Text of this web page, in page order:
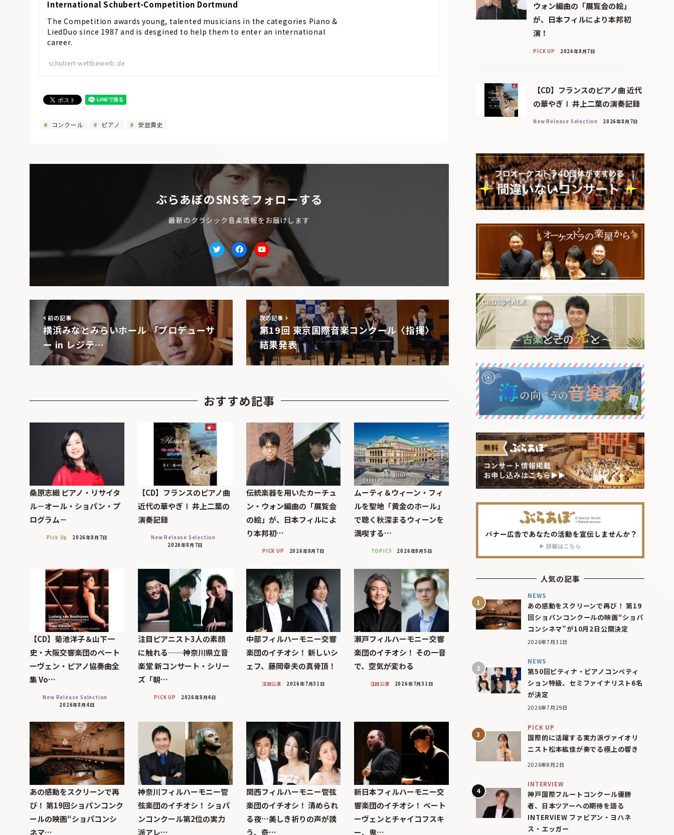
International Schubert-Competition Dortmund
The Competition awards young, talented musicians in the categories Piano &
LiedDuo since 1987 and is desgined to help them to enter an international
career.
schubert-wettbewerb.de
コンクール ピアノ 安並貴史
ぶらあぼのSNSをフォローする
最新のクラシック音楽情報をお届けします
TwitterfacebookYoutube
前の記事
横浜みなとみらいホール 「プロデューサ
ー in レジテ…
次の記事
第19回 東京国際音楽コンクール〈指揮〉
結果発表
おすすめ記事
桑原志織 ピアノ・リサイタ
ル－オール・ショパン・プ
ログラム－
Pick Up 2026年8月7日
【CD】フランスのピアノ曲
近代の華やぎⅠ 井上二葉の
演奏記録
New Release Selection
2026年8月7日
伝統楽器を用いたカーチュ
ン・ウォン編曲の「展覧会
の絵」が、日本フィルによ
り本邦初…
PICK UP 2026年8月7日
ムーティ＆ウィーン・フィ
ルを聖地「黄金のホール」
で聴く秋深まるウィーンを
満喫する…
TOPICS 2026年8月5日
【CD】菊池洋子＆山下一
史・大阪交響楽団のベート
ーヴェン・ピアノ協奏曲全
集 Vo…
New Release Selection
2026年8月4日
注目ピアニスト3人の素顔
に触れる──神奈川県立音
楽堂 新コンサート・シリー
ズ「朝…
PICK UP 2026年8月4日
中部フィルハーモニー交響
楽団のイチオシ！ 新しいシ
ェフ、藤岡幸夫の真骨頂！
注目公演 2026年7月31日
瀬戸フィルハーモニー交響
楽団のイチオシ！ その一音
で、空気が変わる
注目公演 2026年7月31日
あの感動をスクリーンで再
び！ 第19回ショパンコンク
ールの映画“ショパコンシ
ネマ…
神奈川フィルハーモニー管
弦楽団のイチオシ！ ショパ
ンコンクール第2位の実力
派アレ…
関西フィルハーモニー管弦
楽団のイチオシ！ 清められ
る夜…美しき祈りの声が誘
う、奇…
新日本フィルハーモニー交
響楽団のイチオシ！ ベート
ーヴェンとチャイコフスキ
ー、鬼…
ウォン編曲の「展覧会の絵」
が、日本フィルにより本邦初
演！
PICK UP 2026年8月7日
【CD】フランスのピアノ曲 近代
の華やぎⅠ 井上二葉の演奏記録
New Release Selection 2026年8月7日
人気の記事
NEWS
あの感動をスクリーンで再び！ 第19
回ショパンコンクールの映画“ショパ
コンシネマ”が10月2日公開決定
2026年7月31日
NEWS
第50回ピティナ・ピアノコンペティ
ション特級、セミファイナリスト6名
が決定
2026年7月29日
PICK UP
国際的に活躍する実力派ヴァイオリ
ニスト松本紘佳が奏でる極上の響き
2026年8月2日
INTERVIEW
神戸国際フルートコンクール優勝
者、日本ツアーへの期待を語る
INTERVIEW ファビアン・ヨハネ
ス・エッガー